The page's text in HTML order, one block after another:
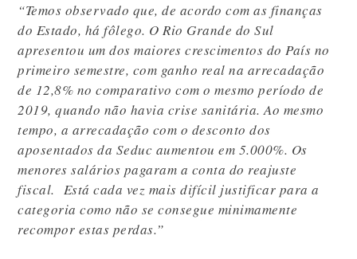
“Temos observado que, de acordo com as finanças
do Estado, há fôlego. O Rio Grande do Sul
apresentou um dos maiores crescimentos do País no
primeiro semestre, com ganho real na arrecadação
de 12,8% no comparativo com o mesmo período de
2019, quando não havia crise sanitária. Ao mesmo
tempo, a arrecadação com o desconto dos
aposentados da Seduc aumentou em 5.000%. Os
menores salários pagaram a conta do reajuste
fiscal. Está cada vez mais difícil justificar para a
categoria como não se consegue minimamente
recompor estas perdas.”